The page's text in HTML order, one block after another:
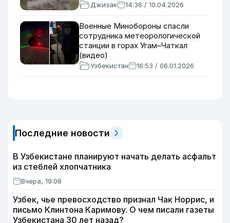
Джизак 14:36 / 10.04.2026
Военные Минобороны спасли
сотрудника метеорологической
станции в горах Угам–Чаткал
(видео)
Узбекистан 16:53 / 06.01.2026
Последние новости
В Узбекистане планируют начать делать асфальт
из стеблей хлопчатника
Вчера, 19:08
Узбек, чье превосходство признал Чак Норрис, и
письмо Клинтона Каримову. О чем писали газеты
Узбекистана 30 лет назад?